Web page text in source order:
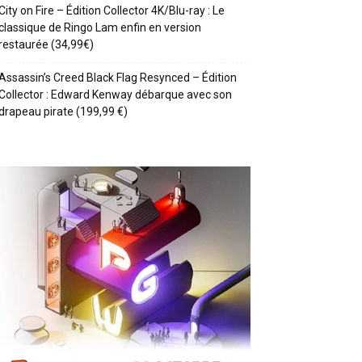
on Fire – Édition Collector 4K/Blu-ray : Le
de Ringo Lam enfin en version
(34,99€)
Creed Black Flag Resynced – Édition
: Edward Kenway débarque avec son
pirate (199,99 €)